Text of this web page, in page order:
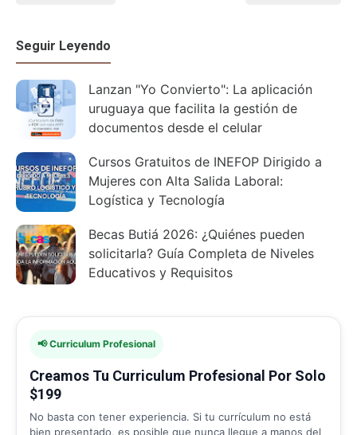
Seguir Leyendo
Lanzan "Yo Convierto": La aplicación
uruguaya que facilita la gestión de
documentos desde el celular
Cursos Gratuitos de INEFOP Dirigido a
Mujeres con Alta Salida Laboral:
Logística y Tecnología
Becas Butiá 2026: ¿Quiénes pueden
solicitarla? Guía Completa de Niveles
Educativos y Requisitos
📢 Curriculum Profesional
Creamos Tu Curriculum Profesional Por Solo
$199
No basta con tener experiencia. Si tu currículum no está
bien presentado, es posible que nunca llegue a manos del